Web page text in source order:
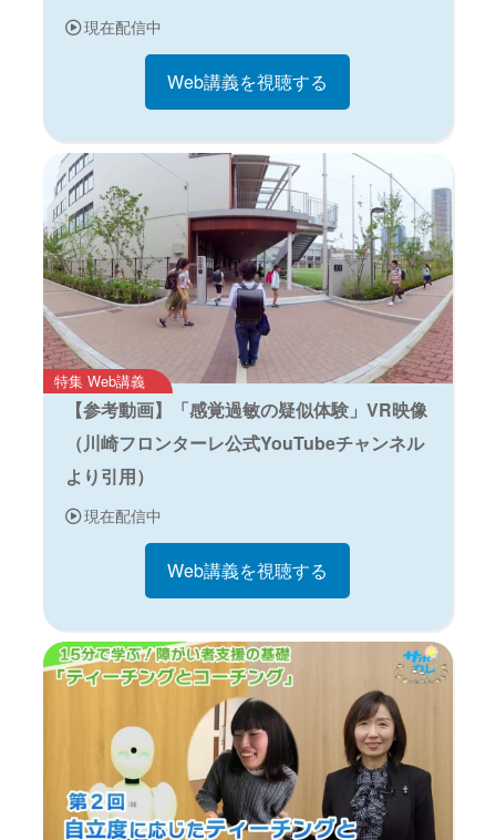
現在配信中
Web講義を視聴する
特集 Web講義
【参考動画】「感覚過敏の疑似体験」VR映像
（川崎フロンターレ公式YouTubeチャンネル
より引用）
現在配信中
Web講義を視聴する